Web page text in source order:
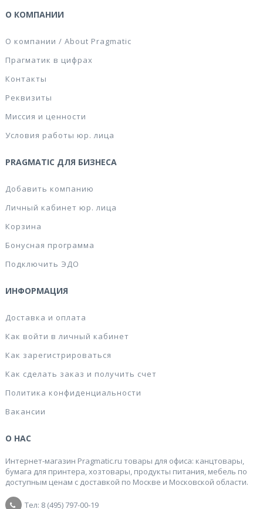
О КОМПАНИИ
О компании / About Pragmatic
Прагматик в цифрах
Контакты
Реквизиты
Миссия и ценности
Условия работы юр. лица
PRAGMATIC ДЛЯ БИЗНЕСА
Добавить компанию
Личный кабинет юр. лица
Корзина
Бонусная программа
Подключить ЭДО
ИНФОРМАЦИЯ
Доставка и оплата
Как войти в личный кабинет
Как зарегистрироваться
Как сделать заказ и получить счет
Политика конфиденциальности
Вакансии
О НАС
Интернет-магазин Pragmatic.ru товары для офиса: канцтовары,
бумага для принтера, хозтовары, продукты питания, мебель по
доступным ценам с доставкой по Москве и Московской области.
Тел: 8 (495) 797-00-19